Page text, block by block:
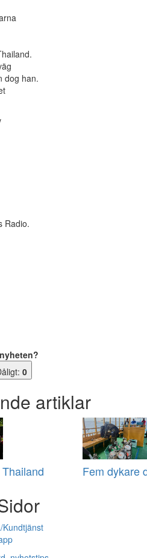
dog han.
Radio.
0
artiklar
Fem dykare
Kundtjänst